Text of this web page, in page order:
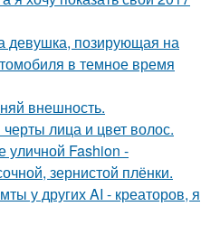
девушка, позирующая на
в темное время
внешность.
лица и цвет волос.
уличной Fashion -
зернистой плёнки.
у других AI - креаторов, я